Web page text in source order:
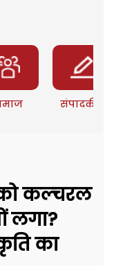
संपादकीय
को कल्चरल
लगा?
का